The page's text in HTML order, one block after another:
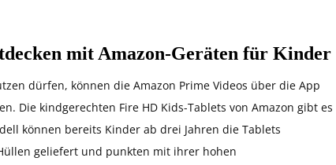
mit Amazon-Geräten für Kinder
dürfen, können die Amazon Prime Videos über die App
Die kindgerechten Fire HD Kids-Tablets von Amazon gibt es
können bereits Kinder ab drei Jahren die Tablets
geliefert und punkten mit ihrer hohen